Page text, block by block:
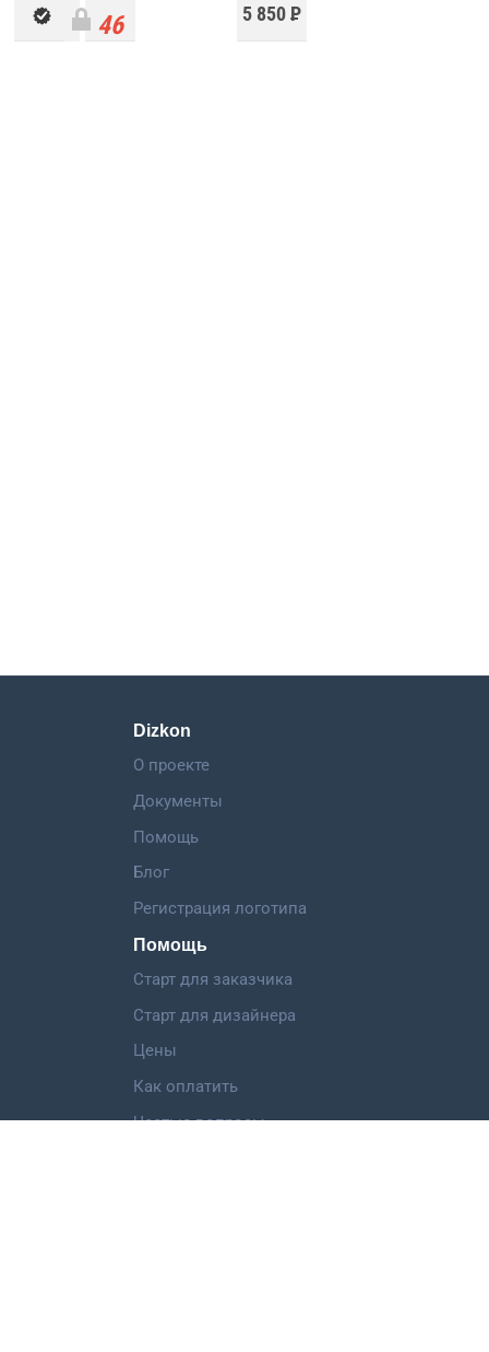
5 850Р
46
Dizkon
О проекте
Документы
Помощь
Блог
Регистрация логотипа
Помощь
Старт для заказчика
Старт для дизайнера
Цены
Как оплатить
Частые вопросы